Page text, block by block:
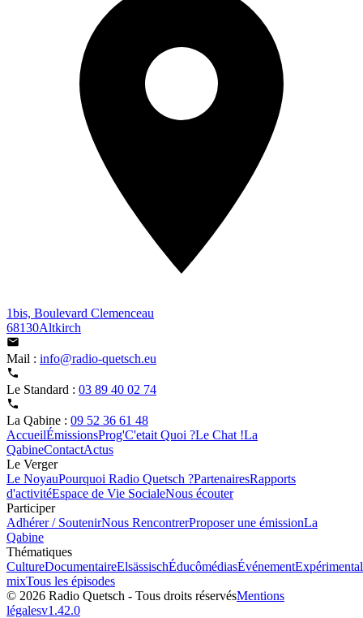
1bis, Boulevard Clemenceau
68130Altkirch
Mail : info@radio-quetsch.eu
Le Standard : 03 89 40 02 74
La Qabine : 09 52 36 61 48
AccueilÉmissionsProg'C'etait Quoi ?Le Chat !La
QabineContactActus
Le Verger
Le NoyauPourquoi Radio Quetsch ?PartenairesRapports
d'activitéEspace de Vie SocialeNous écouter
Participer
Adhérer / SoutenirNous RencontrerProposer une émissionLa
Qabine
Thématiques
CultureDocumentaireElsässischÉducômédiasÉvénementExpérimental
mixTous les épisodes
© 2026 Radio Quetsch - Tous droits réservésMentions
légalesv1.42.0